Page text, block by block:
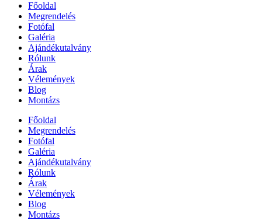
Főoldal
Megrendelés
Fotófal
Galéria
Ajándékutalvány
Rólunk
Árak
Vélemények
Blog
Montázs
Főoldal
Megrendelés
Fotófal
Galéria
Ajándékutalvány
Rólunk
Árak
Vélemények
Blog
Montázs